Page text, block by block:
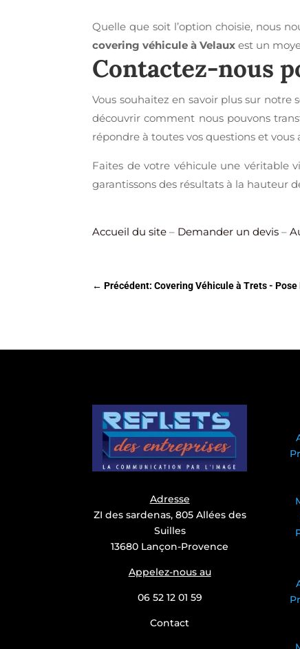
Quelle que soit l’option choisie, nous
covering véhicule à Velaux est un
Contactez-nous
Vous souhaitez en savoir plus sur notre
découvrir comment nous pouvons
répondre à toutes vos questions et
Faites de votre véhicule une véritable
garantissons des résultats à la hauteur
Accueil du site – Demander un devis –
←Précédent: Covering Véhicule à Trets - Pose
Adresse
ZI des sardenas, 805 Allées des
Suilles
13680 Lançon-Provence
Appelez-nous au
06 52 12 01 59
Contact